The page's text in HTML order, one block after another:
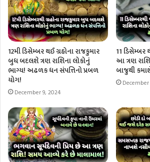
12મી ડિસેમ્બર થઈ ગ્રહોના રાજકુમાર
બુધ બદલશે ત્રણ રાશિના લોકોનું
ભાગ્ય! અઢળક ધન સંપત્તિનો પ્રબળ
યોગ!
December 9, 2024
11 ડિસેમ્બર
આ ત્રણ
બાજુથી